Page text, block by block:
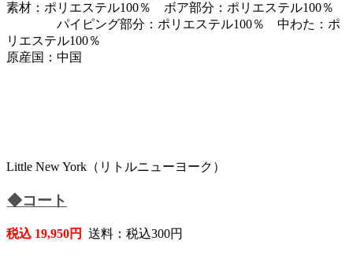
素材：ポリエステル100％ ボア部分：ポリエステル100％
パイピング部分：ポリエステル100％ 中わた：ポ
リエステル100％
原産国：中国
Little New York（リトルニューヨーク）
◆コート
税込 19,950円 送料：税込300円